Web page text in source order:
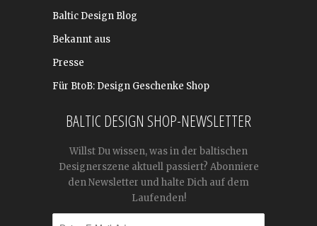
Baltic Design Blog
Bekannt aus
Presse
Für BtoB: Design Geschenke Shop
BALTIC DESIGN SHOP-NEWSLETTER
Willst Du wissen, was in der baltischen
Designerszene aktuell passiert? Abonniere
den Newsletter und halte Dich auf dem
Laufenden!